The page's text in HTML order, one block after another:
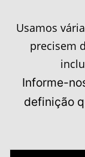
Usamos
precisem
Informe-
definição